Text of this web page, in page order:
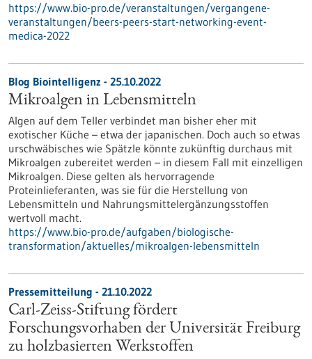
https://www.bio-pro.de/veranstaltungen/vergangene-
veranstaltungen/beers-peers-start-networking-event-
medica-2022
Blog Biointelligenz - 25.10.2022
Mikroalgen in Lebensmitteln
Algen auf dem Teller verbindet man bisher eher mit
exotischer Küche – etwa der japanischen. Doch auch so etwas
urschwäbisches wie Spätzle könnte zukünftig durchaus mit
Mikroalgen zubereitet werden – in diesem Fall mit einzelligen
Mikroalgen. Diese gelten als hervorragende
Proteinlieferanten, was sie für die Herstellung von
Lebensmitteln und Nahrungsmittelergänzungsstoffen
wertvoll macht.
https://www.bio-pro.de/aufgaben/biologische-
transformation/aktuelles/mikroalgen-lebensmitteln
Pressemitteilung - 21.10.2022
Carl-Zeiss-Stiftung fördert
Forschungsvorhaben der Universität Freiburg
zu holzbasierten Werkstoffen